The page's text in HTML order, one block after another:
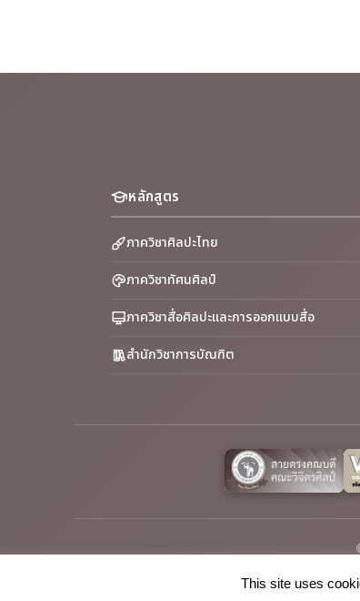
หลักสูตร
ภาควิชาศิลปะไทย
ภาควิชาทัศนศิลป์
ภาควิชาสื่อศิลปะและการออกแบบสื่อ
สำนักวิชาการบัณฑิต
This site uses